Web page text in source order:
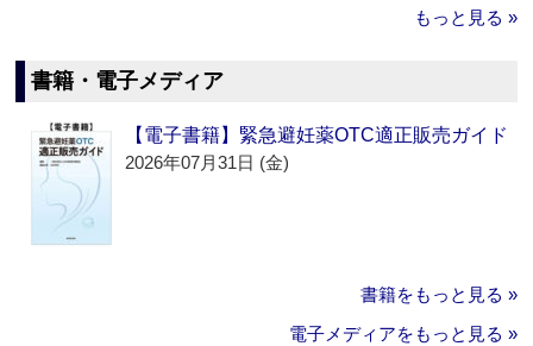
もっと見る »
書籍・電子メディア
【電子書籍】緊急避妊薬OTC適正販売ガイド
2026年07月31日 (金)
書籍をもっと見る »
電子メディアをもっと見る »